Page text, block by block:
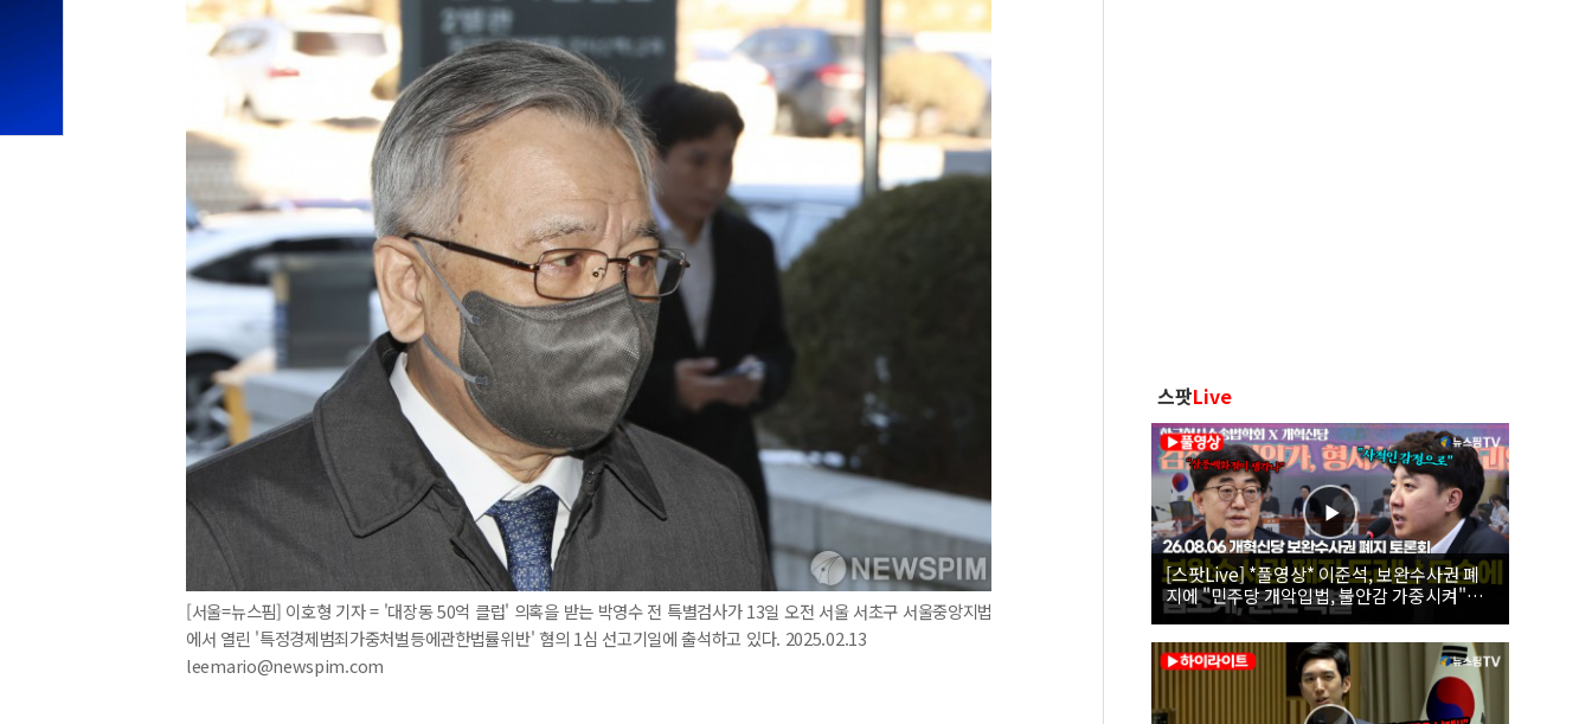
[서울=뉴스핌] 이호형 기자 = '대장동 50억 클럽' 의혹을 받는 박영수 전 특별검사가 13일 오전 서울 서초구 서울중앙지법
에서 열린 '특정경제범죄가중처벌등에관한법률위반' 혐의 1심 선고기일에 출석하고 있다. 2025.02.13
leemario@newspim.com
스팟Live
[스팟Live] *풀영상* 이준석, 보완수사권 폐
지에 "민주당 개악입법, 불안감 가중시켜"｜
26.08.06 개혁신당 보완수사권 폐지 토론회